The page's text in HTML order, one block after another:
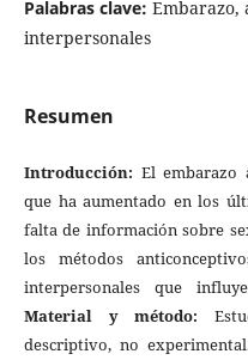
Palabras clave: Embarazo,
interpersonales
Resumen
Introducción: El embarazo
que ha aumentado en los
falta de información sobre
los métodos
interpersonales que
Material y método:
descriptivo, no